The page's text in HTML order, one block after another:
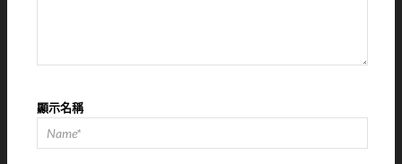
顯示名稱